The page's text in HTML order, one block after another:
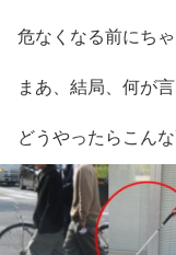
危なくなる前にち
まあ、結局、何が
どうやったらこん